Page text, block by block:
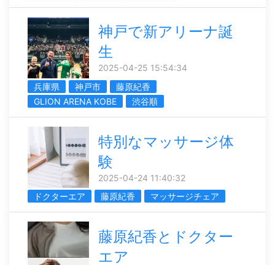
神戸で新アリーナ誕
生
2025-04-25 15:54:34
兵庫県
神戸市
藤原紀香
GLION ARENA KOBE
渋谷順
特別なマッサージ体
験
2025-04-24 11:40:32
ドクターエア
藤原紀香 マッサージチェア
藤原紀香とドクター
エア